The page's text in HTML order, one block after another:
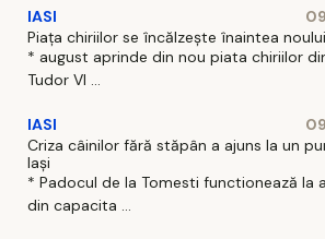
IASI
Piața chiriilor se încălzește înaintea
* august aprinde din nou piata chiriilor
Tudor Vl ...
IASI
Criza câinilor fără stăpân a ajuns la un
Iași
* Padocul de la Tomesti functionează la
din capacita ...